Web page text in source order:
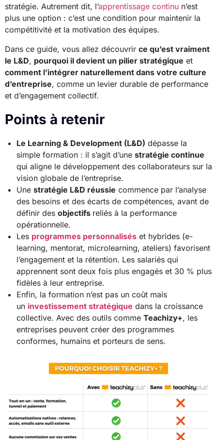
stratégie. Autrement dit, l’apprentissage continu n’est
plus une option : c’est une condition pour maintenir la
compétitivité et la motivation des équipes.
Dans ce guide, vous allez découvrir ce qu’est vraiment
le L&D, pourquoi il devient un pilier stratégique et
comment l’intégrer naturellement dans votre culture
d’entreprise, comme un levier durable de performance
et d’engagement collectif.
Points à retenir
Le Learning & Development (L&D) dépasse la
simple formation : il s’agit d’une stratégie continue
qui aligne le développement des collaborateurs sur la
vision globale de l’entreprise.
Une stratégie L&D réussie commence par l’analyse
des besoins et des écarts de compétences, avant de
définir des objectifs reliés à la performance
opérationnelle.
Les programmes personnalisés et hybrides (e-
learning, mentorat, microlearning, ateliers) favorisent
l’engagement et la rétention. Les salariés qui
apprennent sont deux fois plus engagés et 30 % plus
fidèles à leur entreprise.
Enfin, la formation n’est pas un coût mais
un investissement stratégique dans la croissance
collective. Avec des outils comme Teachizy+, les
entreprises peuvent créer des programmes
conformes, humains et porteurs de sens.